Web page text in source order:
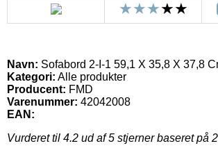
Navn: Sofabord 2-I-1 59,1 X 35,8 X 37,8
Kategori: Alle produkter
Producent: FMD
Varenummer: 42042008
EAN:
Vurderet til 4.2 ud af 5 stjerner baseret på